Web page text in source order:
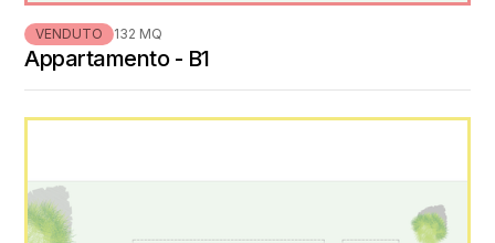
VENDUTO 132 MQ
Appartamento - B1